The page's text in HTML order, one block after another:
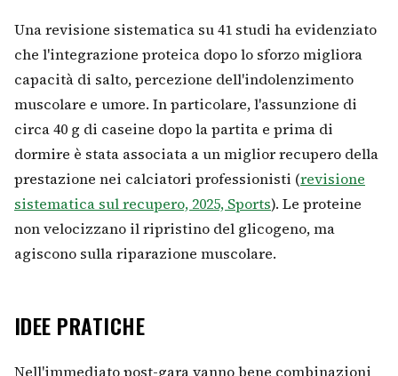
Una revisione sistematica su 41 studi ha evidenziato
che l'integrazione proteica dopo lo sforzo migliora
capacità di salto, percezione dell'indolenzimento
muscolare e umore. In particolare, l'assunzione di
circa 40 g di caseine dopo la partita e prima di
dormire è stata associata a un miglior recupero della
prestazione nei calciatori professionisti (revisione
sistematica sul recupero, 2025, Sports). Le proteine
non velocizzano il ripristino del glicogeno, ma
agiscono sulla riparazione muscolare.
IDEE PRATICHE
Nell'immediato post-gara vanno bene combinazioni